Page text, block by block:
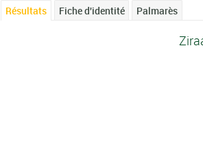
Résultats Fiche d'identité Palmarès